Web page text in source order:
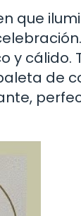
que
y cálido.
de